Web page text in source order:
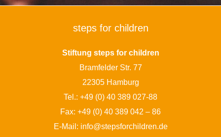
steps for children
Stiftung steps for children
Bramfelder Str. 77
22305 Hamburg
Tel.: +49 (0) 40 389 027-88
Fax: +49 (0) 40 389 042 – 86
E-Mail: info@stepsforchildren.de